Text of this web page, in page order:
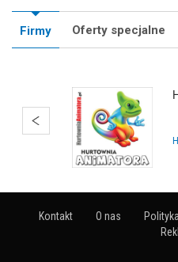
Firmy Oferty specjalne
Kontakt O nas